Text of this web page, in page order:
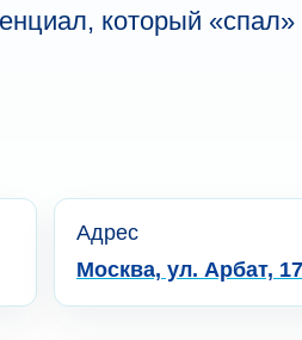
который «спал»
Адрес
Москва, ул. Арбат, 17